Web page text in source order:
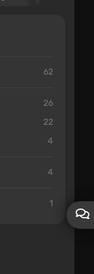
62
26
22
4
4
1